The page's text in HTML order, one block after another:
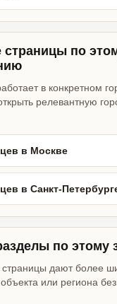
страницы по
в конкретном
релевантную
в Москве
в Санкт-
по этому
страницы дают более
объекта или региона